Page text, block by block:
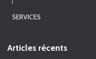
SERVICES
Articles récents